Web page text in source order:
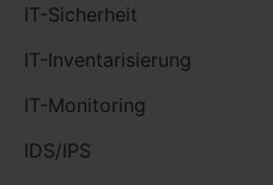
IT-Sicherheit
IT-Inventarisierung
IT-Monitoring
IDS/IPS